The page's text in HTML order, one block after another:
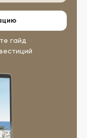
гайд